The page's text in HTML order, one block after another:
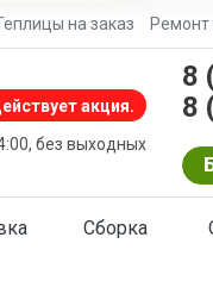
на заказ Ремонт
акция.
без выходных
8
8
Сборка